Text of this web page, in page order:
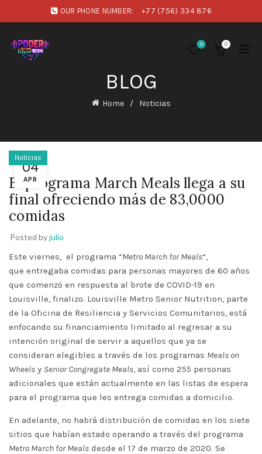
OUR PHONE NUMBER: +77 (756) 334 876
0 0
BLOG
Home Noticias
04
APR
Noticias
El programa March Meals llega a su
final ofreciendo más de 83,0000
comidas
Posted byjulio
Este viernes, el programa “Metro March for Meals“,
que entregaba comidas para personas mayores de 60 años
que comenzó en respuesta al brote de COVID-19 en
Louisville, finalizo. Louisville Metro Senior Nutrition, parte
de la Oficina de Resiliencia y Servicios Comunitarios, está
enfocando su financiamiento limitado al regresar a su
intención original de servir a aquellos que ya se
consideran elegibles a través de los programas Meals on
Wheels y Senior Congregate Meals, así como 255 personas
adicionales que están actualmente en las listas de espera
para el programa que les entrega comidas a domicilio.
En adelante, no habrá distribución de comidas en los siete
sitios que habían estado operando a través del programa
Metro March for Meals desde el 17 de marzo de 2020. Se